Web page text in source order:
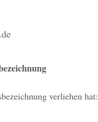
verliehen hat: